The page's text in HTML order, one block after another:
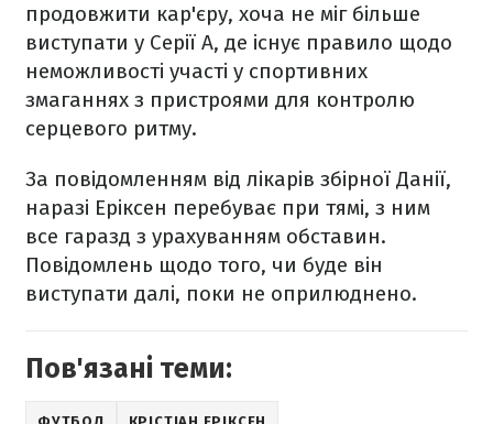
продовжити кар'єру, хоча не міг більше
виступати у Серії А, де існує правило щодо
неможливості участі у спортивних
змаганнях з пристроями для контролю
серцевого ритму.
За повідомленням від лікарів збірної Данії,
наразі Еріксен перебуває при тямі, з ним
все гаразд з урахуванням обставин.
Повідомлень щодо того, чи буде він
виступати далі, поки не оприлюднено.
Пов'язані теми: